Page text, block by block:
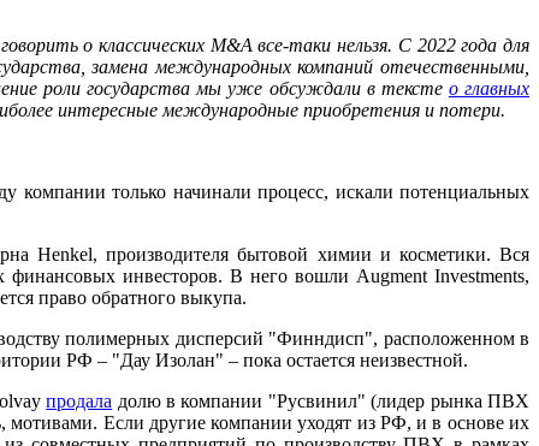
о классических M&A все-таки нельзя. С 2022 года для
замена международных компаний отечественными,
роли государства мы уже обсуждали в тексте о главных
интересные международные приобретения и потери.
компании только начинали процесс, искали потенциальных
Henkel, производителя бытовой химии и косметики. Вся
инвесторов. В него вошли Augment Investments,
право обратного выкупа.
полимерных дисперсий "Финндисп", расположенном в
РФ – "Дау Изолан" – пока остается неизвестной.
продала долю в компании "Русвинил" (лидер рынка ПВХ
мотивами. Если другие компании уходят из РФ, и в основе их